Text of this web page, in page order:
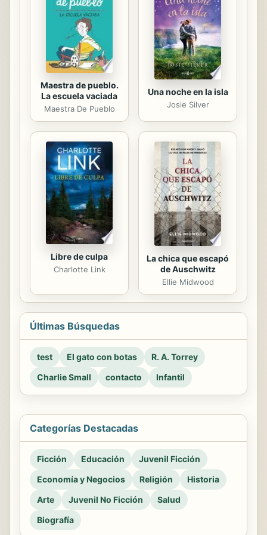
Maestra de pueblo.
La escuela vaciada
Maestra De Pueblo
Una noche en la isla
Josie Silver
Libre de culpa
Charlotte Link
La chica que escapó
de Auschwitz
Ellie Midwood
Últimas Búsquedas
test El gato con botas
R. A. Torrey
Charlie Small
contacto Infantil
Categorías Destacadas
Ficción Educación
Juvenil Ficción
Economía y Negocios
Religión
Historia
Arte
Juvenil No Ficción
Salud
Biografía